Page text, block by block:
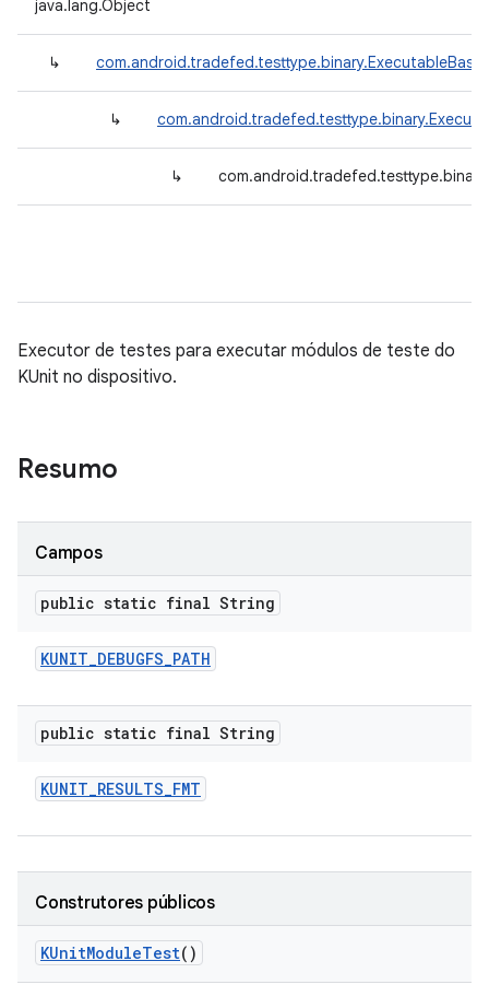
java.lang.Object
↳
↳
↳
Executor de testes para executar módulos de teste do
KUnit no dispositivo.
Resumo
Campos
public static final String
KUNIT_DEBUGFS_PATH
public static final String
KUNIT_RESULTS_FMT
Construtores públicos
KUnitModuleTest()